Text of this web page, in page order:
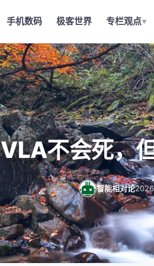
手机数码 极客世界 专栏观点▼
VLA不会死，
智能相对论